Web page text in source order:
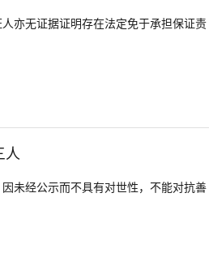
亦无证据证明存在法定免于承担保证责
人
未经公示而不具有对世性，不能对抗善